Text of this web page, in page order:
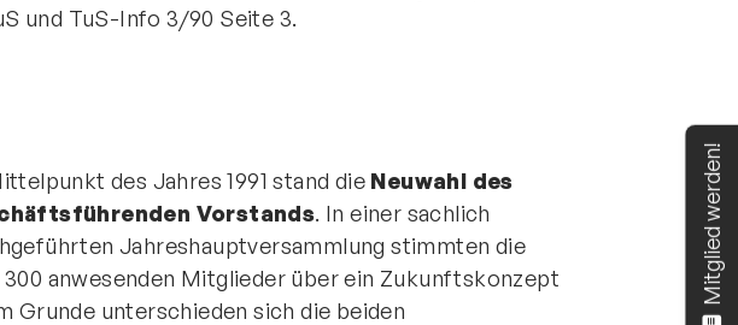
und TuS-Info 3/90 Seite 3.
des Jahres 1991 stand die Neuwahl des
Vorstands. In einer sachlich
Jahreshauptversammlung stimmten die
300 anwesenden Mitglieder über ein Zukunftskonzept
Grunde unterschieden sich die beiden
Mitglied werden!